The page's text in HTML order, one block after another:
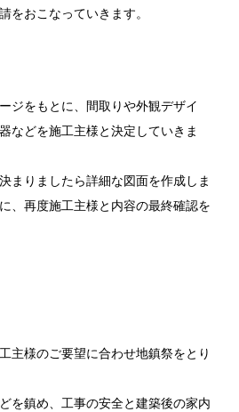
をおこなっていきます。
ジをもとに、間取りや外観デザイ
などを施工主様と決定していきま
まりましたら詳細な図面を作成しま
、再度施工主様と内容の最終確認を
主様のご要望に合わせ地鎮祭をとり
を鎮め、工事の安全と建築後の家内